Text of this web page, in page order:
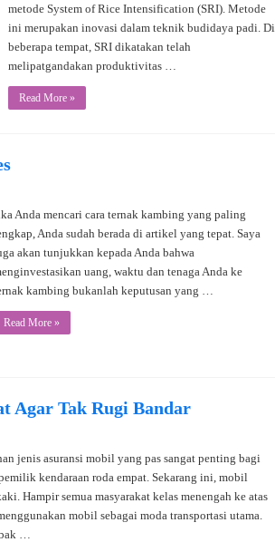
metode System of Rice Intensification (SRI). Metode
ini merupakan inovasi dalam teknik budidaya padi. Di
beberapa tempat, SRI dikatakan telah
melipatgandakan produktivitas …
Read More »
Anda mencari cara ternak kambing yang paling
Anda sudah berada di artikel yang tepat. Saya
akan tunjukkan kepada Anda bahwa
uang, waktu dan tenaga Anda ke
kambing bukanlah keputusan yang …
Read More »
Agar Tak Rugi Bandar
jenis asuransi mobil yang pas sangat penting bagi
kendaraan roda empat. Sekarang ini, mobil
Hampir semua masyarakat kelas menengah ke atas
mobil sebagai moda transportasi utama.
…